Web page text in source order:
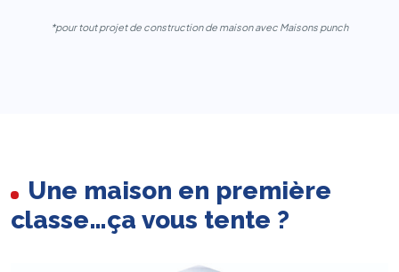
*pour tout projet de construction de maison avec Maisons punch
Une maison en première
classe…ça vous tente ?